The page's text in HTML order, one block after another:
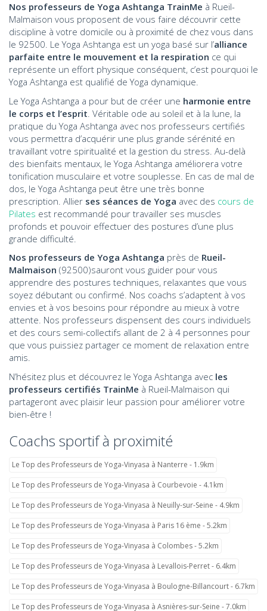
Nos professeurs de Yoga Ashtanga TrainMe à Rueil-
Malmaison vous proposent de vous faire découvrir cette
discipline à votre domicile ou à proximité de chez vous dans
le 92500. Le Yoga Ashtanga est un yoga basé sur l’alliance
parfaite entre le mouvement et la respiration ce qui
représente un effort physique conséquent, c’est pourquoi le
Yoga Ashtanga est qualifié de Yoga dynamique.
Le Yoga Ashtanga a pour but de créer une harmonie entre
le corps et l’esprit . Véritable ode au soleil et à la lune, la
pratique du Yoga Ashtanga avec nos professeurs certifiés
vous permettra d’acquérir une plus grande sérénité en
travaillant votre spiritualité et la gestion du stress. Au-delà
des bienfaits mentaux, le Yoga Ashtanga améliorera votre
tonification musculaire et votre souplesse. En cas de mal de
dos, le Yoga Ashtanga peut être une très bonne
prescription. Allier ses séances de Yoga avec des cours de
Pilates est recommandé pour travailler ses muscles
profonds et pouvoir effectuer des postures d’une plus
grande difficulté.
Nos professeurs de Yoga Ashtanga près de Rueil-
Malmaison (92500)sauront vous guider pour vous
apprendre des postures techniques, relaxantes que vous
soyez débutant ou confirmé. Nos coachs s’adaptent à vos
envies et à vos besoins pour répondre au mieux à votre
attente. Nos professeurs dispensent des cours individuels
et des cours semi-collectifs allant de 2 à 4 personnes pour
que vous puissiez partager ce moment de relaxation entre
amis.
N’hésitez plus et découvrez le Yoga Ashtanga avec les
professeurs certifiés TrainMe à Rueil-Malmaison qui
partageront avec plaisir leur passion pour améliorer votre
bien-être !
Coachs sportif à proximité
Le Top des Professeurs de Yoga-Vinyasa à Nanterre - 1.9km
Le Top des Professeurs de Yoga-Vinyasa à Courbevoie - 4.1km
Le Top des Professeurs de Yoga-Vinyasa à Neuilly-sur-Seine - 4.9km
Le Top des Professeurs de Yoga-Vinyasa à Paris 16 ème - 5.2km
Le Top des Professeurs de Yoga-Vinyasa à Colombes - 5.2km
Le Top des Professeurs de Yoga-Vinyasa à Levallois-Perret - 6.4km
Le Top des Professeurs de Yoga-Vinyasa à Boulogne-Billancourt - 6.7km
Le Top des Professeurs de Yoga-Vinyasa à Asnières-sur-Seine - 7.0km